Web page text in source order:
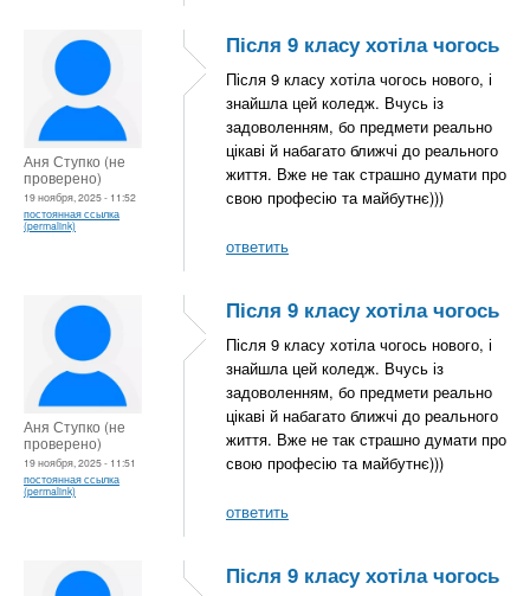
Аня Ступко (не
проверено)
19 ноября, 2025 - 11:52
постоянная ссылка
(permalink)
Після 9 класу хотіла чогось
Після 9 класу хотіла чогось нового, і
знайшла цей коледж. Вчусь із
задоволенням, бо предмети реально
цікаві й набагато ближчі до реального
життя. Вже не так страшно думати про
свою професію та майбутнє)))
ответить
Аня Ступко (не
проверено)
19 ноября, 2025 - 11:51
постоянная ссылка
(permalink)
Після 9 класу хотіла чогось
Після 9 класу хотіла чогось нового, і
знайшла цей коледж. Вчусь із
задоволенням, бо предмети реально
цікаві й набагато ближчі до реального
життя. Вже не так страшно думати про
свою професію та майбутнє)))
ответить
Після 9 класу хотіла чогось